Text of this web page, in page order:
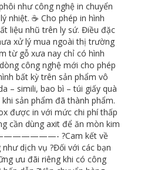
như công nghệ in chuyển
nhiệt. ☕ Cho phép in hình
liệu nhũ trên ly sứ. Điều đặc
xử lý mua ngoài thị trường
từ gỗ xưa nay chỉ có hình
công nghệ mới cho phép
bất kỳ trên sản phẩm vô
– simili, bao bì – túi giấy quà
sản phẩm đã thành phẩm.
được in với mức chi phí thấp
cần dùng axit để ăn mòn kim
?Cam kết về
dịch vụ ?Đối với các bạn
ưu đãi riêng khi có công